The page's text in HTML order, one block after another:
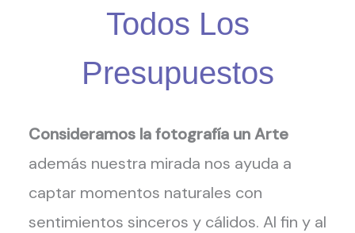
Todos Los
Presupuestos
Consideramos la fotografía un Arte
además nuestra mirada nos ayuda a
captar momentos naturales con
sentimientos sinceros y cálidos. Al fin y al